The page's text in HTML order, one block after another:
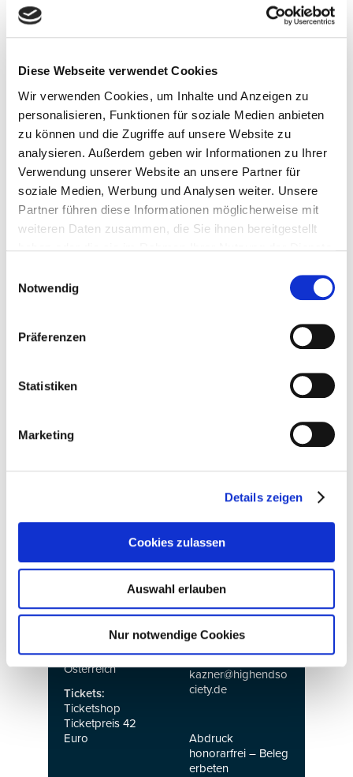
Diese Webseite verwendet Cookies
Wir verwenden Cookies, um Inhalte und Anzeigen zu
personalisieren, Funktionen für soziale Medien anbieten
zu können und die Zugriffe auf unsere Website zu
analysieren. Außerdem geben wir Informationen zu Ihrer
Verwendung unserer Website an unsere Partner für
soziale Medien, Werbung und Analysen weiter. Unsere
Partner führen diese Informationen möglicherweise mit
weiteren Daten zusammen, die Sie ihnen bereitgestellt
Notwendig
Präferenzen
Statistiken
Marketing
Details zeigen
Cookies zulassen
Auswahl erlauben
Nur notwendige Cookies
Mit dem Konzert von Dominique Fils-Aimé erhält
die HIGH END 2026 in Wien eine eindrucksvolle
exklusiven Live-Auftritt für alle Musikliebhaber.
Tickets für das Konzert können ab sofort online im
der HIGH END SOCIETY Service
GmbH erworben werden.
Tickets für die HIGH END Vienna 2026 gibt es
ebenfalls online im Ticketshop . Weitere
Informationen finden Sie auf der Website des
Veranstalters.
www.highendvienna.com
INFORMATIONEN ZUM
Aimé
2026
International
Uhr
Einlass ab 18 Uhr
Ort:
Saal F2, Level 0
1220 Wien |
Österreich
Tickets:
Ticketshop
Ticketpreis 42
Euro
702022
info@highendsociet
y.de
Kontakt:
Claudia Kazner
Öffentlichkeitsarbeit
HIGH END
SOCIETY
E-Mail:
kazner@highendso
ciety.de
Abdruck
honorarfrei – Beleg
erbeten